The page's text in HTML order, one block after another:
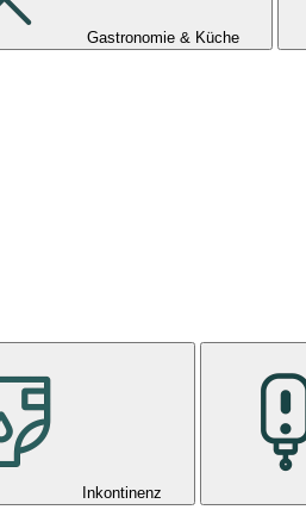
Gastronomie & Küche
Inkontinenz